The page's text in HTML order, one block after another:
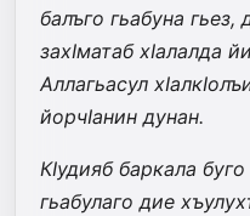
балъго гьабуна
захIматаб хIалалда
Аллагьасул
йорчIанин дунан.
КIудияб баркала
гьабулаго дие